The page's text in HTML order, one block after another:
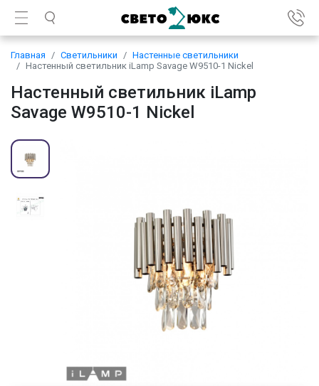
Главная Светильники
Настенные светильники
Настенный светильник iLamp Savage W9510-1 Nickel
Настенный светильник iLamp
Savage W9510-1 Nickel